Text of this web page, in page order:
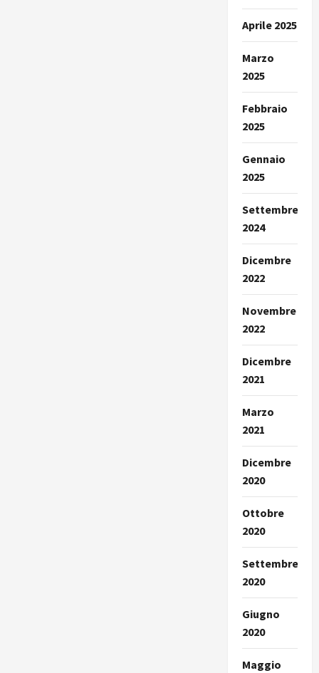
Aprile 2025
Marzo
2025
Febbraio
2025
Gennaio
2025
Settembre
2024
Dicembre
2022
Novembre
2022
Dicembre
2021
Marzo
2021
Dicembre
2020
Ottobre
2020
Settembre
2020
Giugno
2020
Maggio